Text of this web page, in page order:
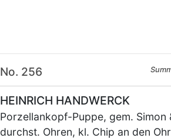
No. 256
HEINRICH HANDWERCK
Porzellankopf-Puppe, gem.
durchst. Ohren, kl. Chip an den